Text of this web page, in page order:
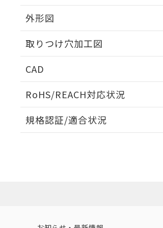
外形図
取りつけ穴加工図
CAD
RoHS/REACH対応状況
EU RoHS 注意事項・凡例
規格認証/適合状況